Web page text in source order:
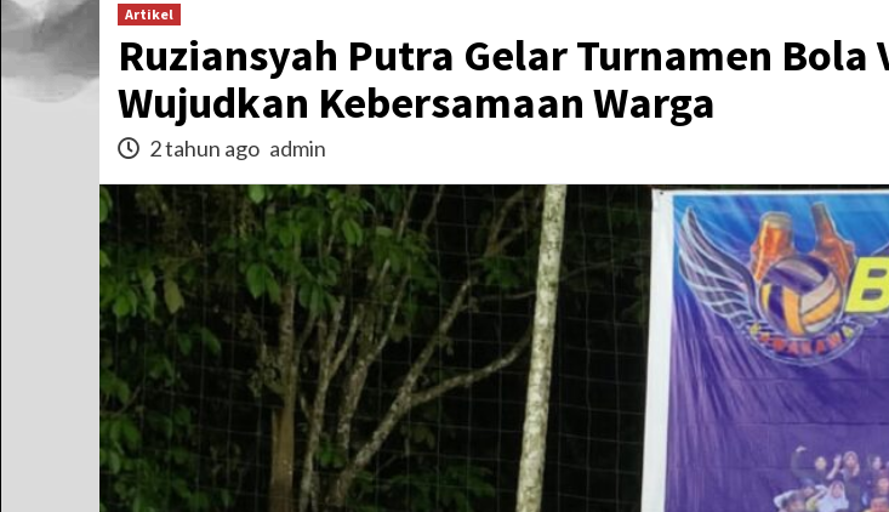
Artikel
Ruziansyah Putra Gelar Turnamen
Wujudkan Kebersamaan Warga
2 tahun ago admin